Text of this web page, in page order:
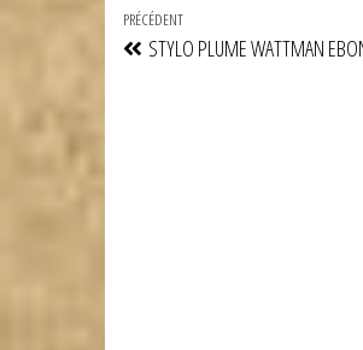
Navigation
de
Article
précédent
PRÉCÉDENT
STYLO PLUME WATTMAN